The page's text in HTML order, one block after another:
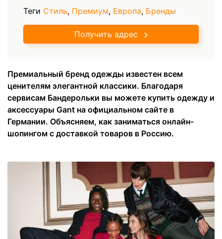
Теги Стиль, Премиум, Европа, Бренды
Получить адрес
Премиальный бренд одежды известен всем
ценителям элегантной классики. Благодаря
сервисам Бандерольки вы можете купить одежду и
аксессуары Gant на официальном сайте в
Германии. Объясняем, как заниматься онлайн-
шопингом с доставкой товаров в Россию.